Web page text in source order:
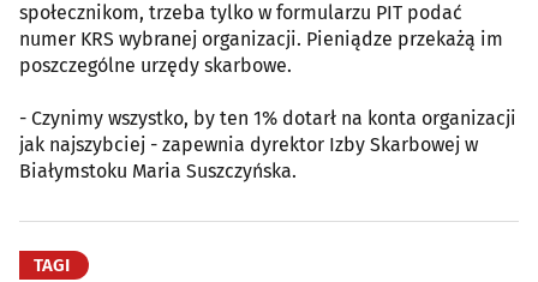
społecznikom, trzeba tylko w formularzu PIT podać
numer KRS wybranej organizacji. Pieniądze przekażą im
poszczególne urzędy skarbowe.
- Czynimy wszystko, by ten 1% dotarł na konta organizacji
jak najszybciej - zapewnia dyrektor Izby Skarbowej w
Białymstoku Maria Suszczyńska.
TAGI